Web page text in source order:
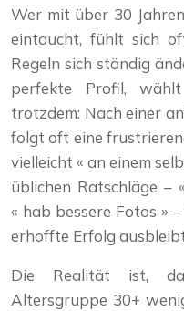
Wer mit über 30
eintaucht, fühlt sich
Regeln sich ständig
perfekte Profil,
trotzdem: Nach einer
folgt oft eine
vielleicht « an einem
üblichen Ratschläge –
« hab bessere Fotos »
erhoffte Erfolg
Die Realität ist,
Altersgruppe 30+